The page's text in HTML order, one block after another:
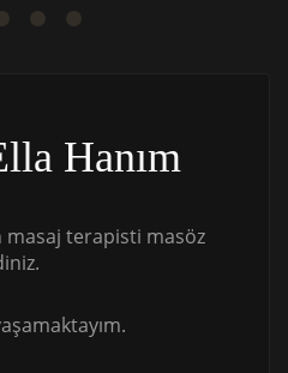
Hanım
masaj terapisti masöz